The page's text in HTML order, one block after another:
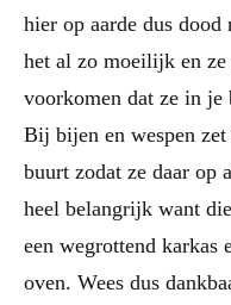
hier op aarde dus
het al zo moeilijk en
voorkomen dat ze in
Bij bijen en wespen
buurt zodat ze daar op
heel belangrijk want
een wegrottend karkas
oven. Wees dus